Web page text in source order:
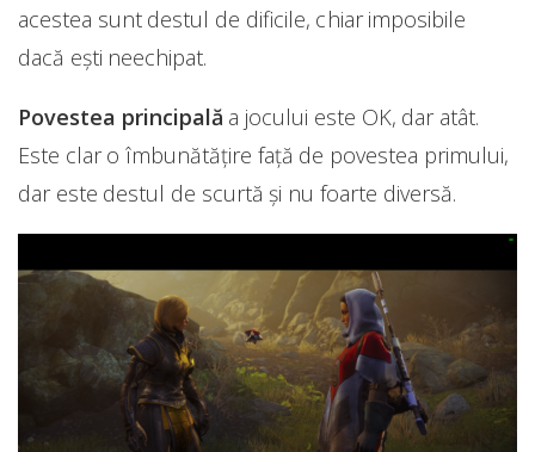
acestea sunt destul de dificile, chiar imposibile
dacă ești neechipat.
Povestea principală a jocului este OK, dar atât.
Este clar o îmbunătățire față de povestea primului,
dar este destul de scurtă și nu foarte diversă.